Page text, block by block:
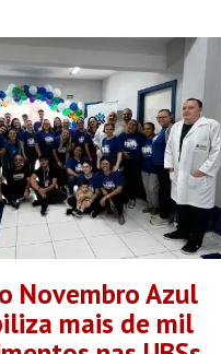
Novembro Azul
mais de mil